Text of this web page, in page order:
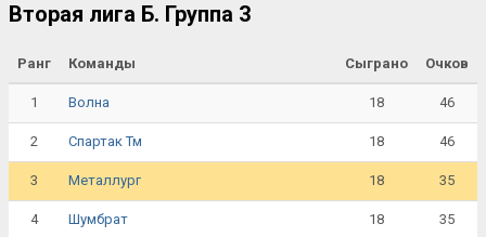
Вторая лига Б. Группа 3
Ранг Команды Сыграно Очков
1 Волна 18 46
2 Спартак Тм 18 46
3 Металлург 18 35
4 Шумбрат 18 35